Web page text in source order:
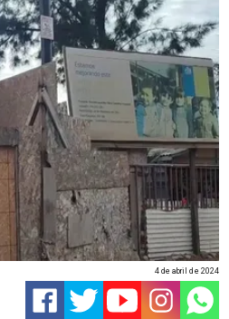
4 de abril de 2024